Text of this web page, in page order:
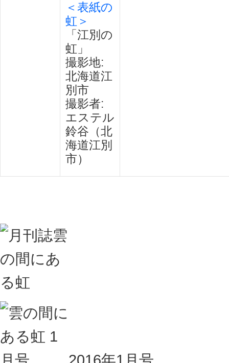
＜表紙の
虹＞
「江別の
虹」
撮影地:
北海道江
別市
撮影者:
エステル
鈴谷（北
海道江別
市）